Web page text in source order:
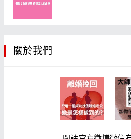
關於我們